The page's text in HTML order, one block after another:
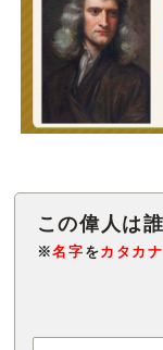
※名字 をカタカナ